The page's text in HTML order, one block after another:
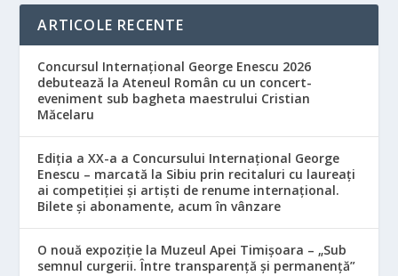
ARTICOLE RECENTE
Concursul Internațional George Enescu 2026
debutează la Ateneul Român cu un concert-
eveniment sub bagheta maestrului Cristian
Măcelaru
Ediția a XX-a a Concursului Internațional George
Enescu – marcată la Sibiu prin recitaluri cu laureați
ai competiției și artiști de renume internațional.
Bilete și abonamente, acum în vânzare
O nouă expoziție la Muzeul Apei Timișoara – „Sub
semnul curgerii. Între transparență și permanență”